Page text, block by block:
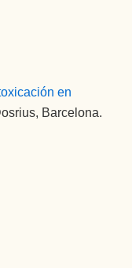
en
Barcelona.